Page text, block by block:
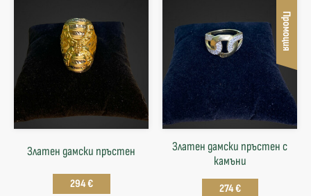
Златен дамски пръстен
294 €
Промоция
Златен дамски пръстен с
камъни
274 €